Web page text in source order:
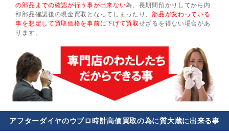
の部品までの確認が行う事が出来ない為、長期間預かりしてから内
部部品確認後の現金買取となってしまったり、部品が変わっている
事を想定して買取価格を事前に下げて買取せざるを得ない場合があ
ります。
アフターダイヤのウブロ時計高価買取の為に質大蔵に出来る事